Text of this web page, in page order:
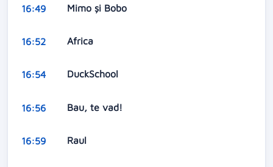
16:49 Mimo şi Bobo
16:52 Africa
16:54 DuckSchool
16:56 Bau, te vad!
16:59 Raul